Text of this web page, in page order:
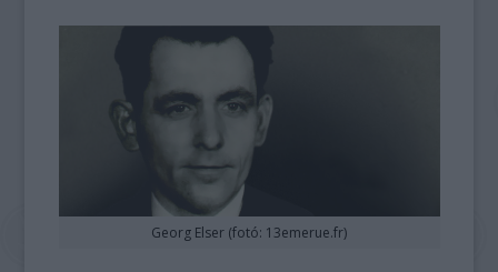
Georg Elser (fotó: 13emerue.fr)